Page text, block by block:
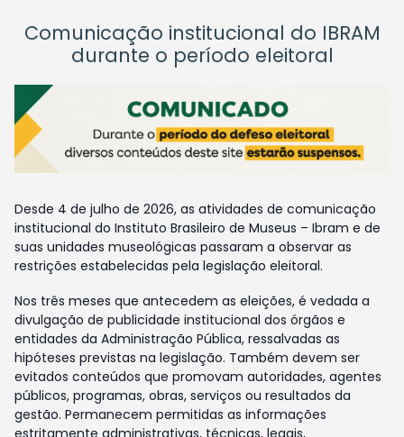
Comunicação institucional do IBRAM
durante o período eleitoral
Desde 4 de julho de 2026, as atividades de comunicação
institucional do Instituto Brasileiro de Museus – Ibram e de
suas unidades museológicas passaram a observar as
restrições estabelecidas pela legislação eleitoral.
Nos três meses que antecedem as eleições, é vedada a
divulgação de publicidade institucional dos órgãos e
entidades da Administração Pública, ressalvadas as
hipóteses previstas na legislação. Também devem ser
evitados conteúdos que promovam autoridades, agentes
públicos, programas, obras, serviços ou resultados da
gestão. Permanecem permitidas as informações